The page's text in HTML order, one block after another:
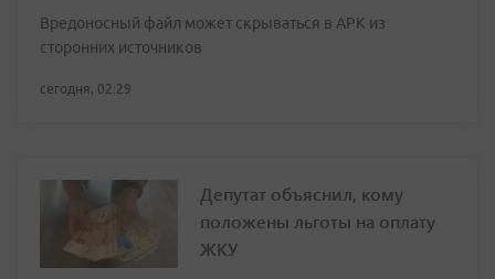
Вредоносный файл может скрываться в APK из
сторонних источников
сегодня, 02:29
Депутат объяснил, кому
положены льготы на оплату
ЖКУ